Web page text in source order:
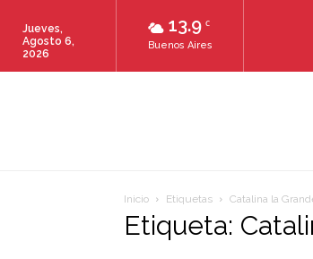
13.9 C
Buenos Aires
Jueves,
Agosto 6,
2026
Inicio Etiquetas Catalina la
Etiqueta: